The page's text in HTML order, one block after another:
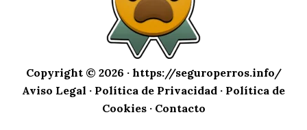
Copyright © 2026 · https://seguroperros.info/
Aviso Legal · Política de Privacidad · Política de
Cookies· Contacto